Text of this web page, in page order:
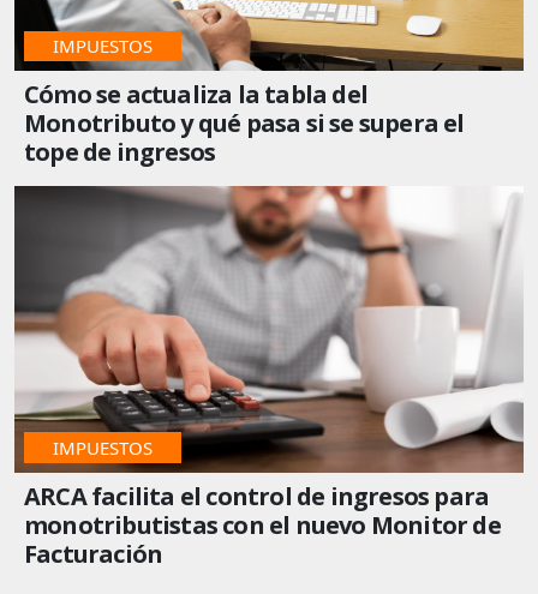
IMPUESTOS
Cómo se actualiza la tabla del
Monotributo y qué pasa si se supera el
tope de ingresos
IMPUESTOS
ARCA facilita el control de ingresos para
monotributistas con el nuevo Monitor de
Facturación